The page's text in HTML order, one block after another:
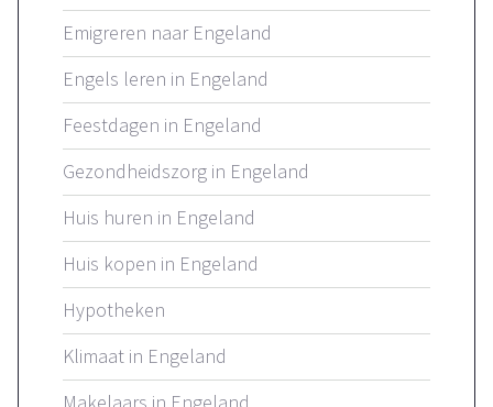
Emigreren naar Engeland
Engels leren in Engeland
Feestdagen in Engeland
Gezondheidszorg in Engeland
Huis huren in Engeland
Huis kopen in Engeland
Hypotheken
Klimaat in Engeland
Makelaars in Engeland